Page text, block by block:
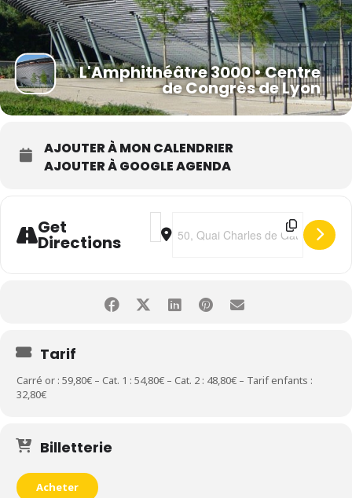
L'Amphithéâtre 3000 • Centre
de Congrès de Lyon
AJOUTER À MON CALENDRIER
AJOUTER À GOOGLE AGENDA
Get
Directions
Address - STARS 80 · UNE AUTRE
Destination Address - STARS 80 ·
Tarif
Carré or : 59,80€ – Cat. 1 : 54,80€ – Cat. 2 : 48,80€ – Tarif enfants :
32,80€
Billetterie
Acheter